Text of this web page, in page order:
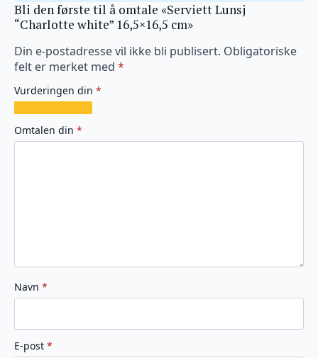
Bli den første til å omtale «Serviett Lunsj
“Charlotte white” 16,5×16,5 cm»
Din e-postadresse vil ikke bli publisert. Obligatoriske
felt er merket med *
Vurderingen din *
av
5
av
5
av
5
av
5
av
5
Omtalen din *
Navn *
E-post *